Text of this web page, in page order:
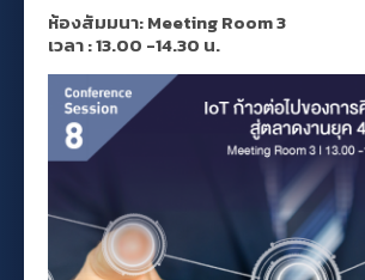
ห้องสัมมนา: Meeting Room 3
เวลา : 13.00 -14.30 น.